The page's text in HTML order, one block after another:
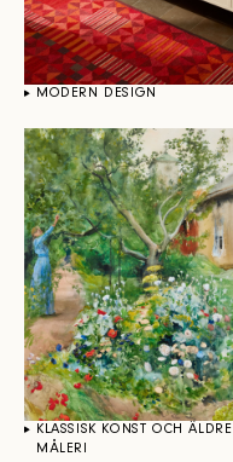
MODERN DESIGN
KLASSISK KONST OCH ÄLDRE
MÅLERI